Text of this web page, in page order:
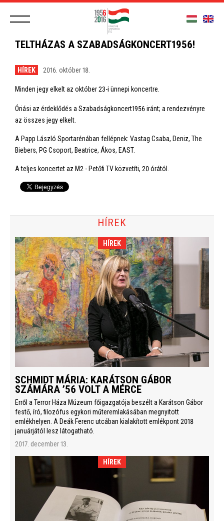
TELTHÁZAS A SZABADSÁGKONCERT1956!
HÍREK 2016. október 18.
Minden jegy elkelt az október 23-i ünnepi koncertre.
Óriási az érdeklődés a Szabadságkoncert1956 iránt; a rendezvényre
az összes jegy elkelt.
A Papp László Sportarénában fellépnek: Vastag Csaba, Deniz, The
Biebers, PG Csoport, Beatrice, Ákos, EAST.
A teljes koncertet az M2 - Petőfi TV közvetíti, 20 órától.
HÍREK
HÍREK
SCHMIDT MÁRIA: KARÁTSON GÁBOR
SZÁMÁRA ’56 VOLT A MÉRCE
Erről a Terror Háza Múzeum főigazgatója beszélt a Karátson Gábor
festő, író, filozófus egykori műteremlakásában megnyitott
emlékhelyen. A Deák Ferenc utcában kialakított emlékpont 2018
januárjától lesz látogatható.
2017. december 13.
HÍREK